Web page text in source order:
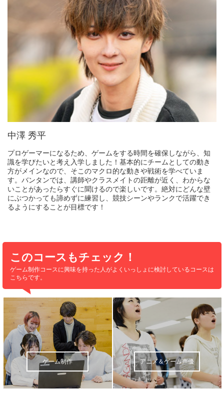
中澤 秀平
プロゲーマーになるため、ゲームをする時間を確保しながら、知
識を学びたいと考え入学しました！基本的にチームとしての動き
方がメインなので、そこのマクロ的な動きや戦術を学べていま
す。バンタンでは、講師やクラスメイトの距離が近く、わからな
いことがあったらすぐに聞けるので楽しいです。絶対にどんな壁
にぶつかっても諦めずに練習し、競技シーンやランクで活躍でき
るようにすることが目標です！
このコースもチェック！
ゲーム制作コースに興味を持った人がよくいっしょに検討しているコースは
こちらです。
ゲーム制作 アニメ＆ゲーム声優